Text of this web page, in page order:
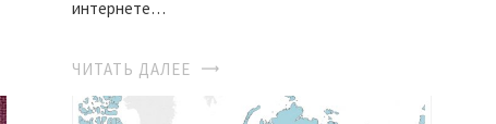
интернете…
ЧИТАТЬ ДАЛЕЕ